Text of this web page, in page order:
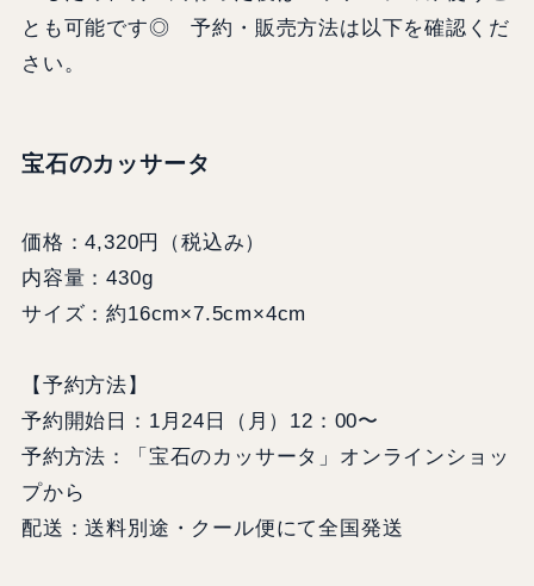
とも可能です◎ 予約・販売方法は以下を確認くだ
さい。
宝石のカッサータ
価格：4,320円（税込み）
内容量：430g
サイズ：約16cm×7.5cm×4cm
【予約方法】
予約開始日：1月24日（月）12：00〜
予約方法：「宝石のカッサータ」オンラインショッ
プから
配送：送料別途・クール便にて全国発送